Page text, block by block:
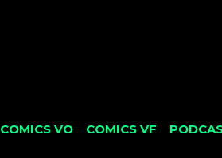
COMICS VO COMICS VF